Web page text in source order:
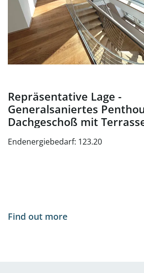
Repräsentative Lage -
Generalsaniertes
Dachgeschoß mit
kaufen in 1010 Wien
Endenergiebedarf: 123.20
Find out more